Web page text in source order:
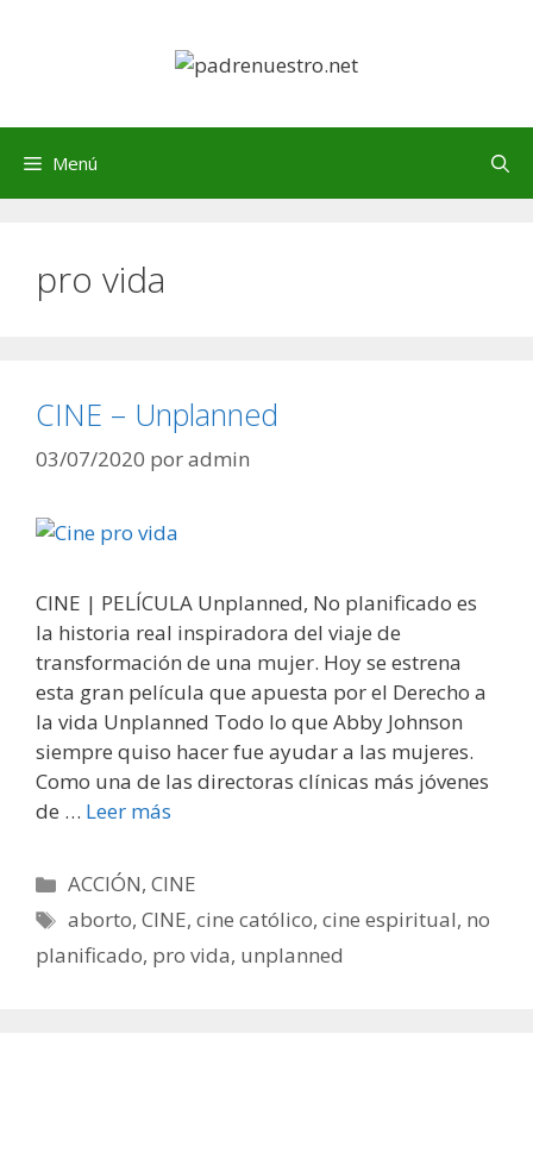
Menú
pro vida
CINE – Unplanned
03/07/2020 poradmin
CINE | PELÍCULA Unplanned, No planificado es
la historia real inspiradora del viaje de
transformación de una mujer. Hoy se estrena
esta gran película que apuesta por el Derecho a
la vida Unplanned Todo lo que Abby Johnson
siempre quiso hacer fue ayudar a las mujeres.
Como una de las directoras clínicas más jóvenes
de … Leer más
Categorías
ACCIÓN,CINE
Etiquetas
aborto,CINE,cine católico,cine espiritual, no
planificado, pro vida, unplanned